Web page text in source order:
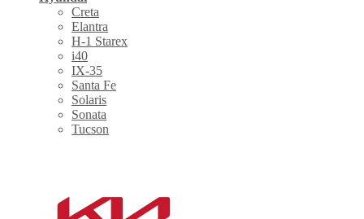
Creta
Elantra
H-1 Starex
i40
IX-35
Santa Fe
Solaris
Sonata
Tucson